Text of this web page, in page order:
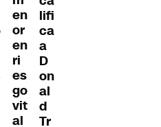
en
or
en
ri
es
go
vit
al
lifi
ca
a
D
on
al
d
Tr